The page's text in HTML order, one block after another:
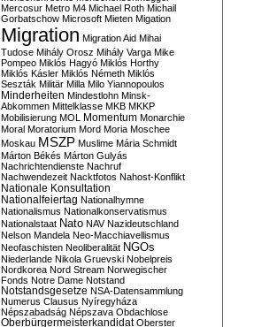
Mercosur Metro M4 Michael Roth Michail
Gorbatschow Microsoft Mieten Migation
Migration Migration Aid Mihai
Tudose Mihály Orosz Mihály Varga Mike
Pompeo Miklós Hagyó Miklós Horthy
Miklós Kásler Miklós Németh Miklós
Seszták Militär Milla Milo Yiannopoulos
Minderheiten Mindestlohn Minsk-
Abkommen Mittelklasse MKB MKKP
Mobilisierung MOL Momentum Monarchie
Moral Moratorium Mord Moria Moschee
Moskau MSZP Muslime Mária Schmidt
Márton Békés Márton Gulyás
Nachrichtendienste Nachruf
Nachwendezeit Nacktfotos Nahost-Konflikt
Nationale Konsultation
Nationalfeiertag Nationalhymne
Nationalismus Nationalkonservatismus
Nationalstaat Nato NAV Nazideutschland
Nelson Mandela Neo-Macchiavellismus
Neofaschisten Neoliberalität NGOs
Niederlande Nikola Gruevski Nobelpreis
Nordkorea Nord Stream Norwegischer
Fonds Notre Dame Notstand
Notstandsgesetze NSA-Datensammlung
Numerus Clausus Nyíregyháza
Népszabadság Népszava Obdachlose
Oberbürgermeisterkandidat Oberster